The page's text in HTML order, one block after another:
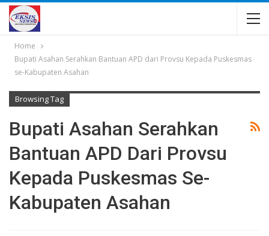
Home
Bupati Asahan Serahkan Bantuan APD dari Provsu Kepada Puskesmas
se-Kabupaten Asahan
Browsing Tag
Bupati Asahan Serahkan
Bantuan APD Dari Provsu
Kepada Puskesmas Se-
Kabupaten Asahan